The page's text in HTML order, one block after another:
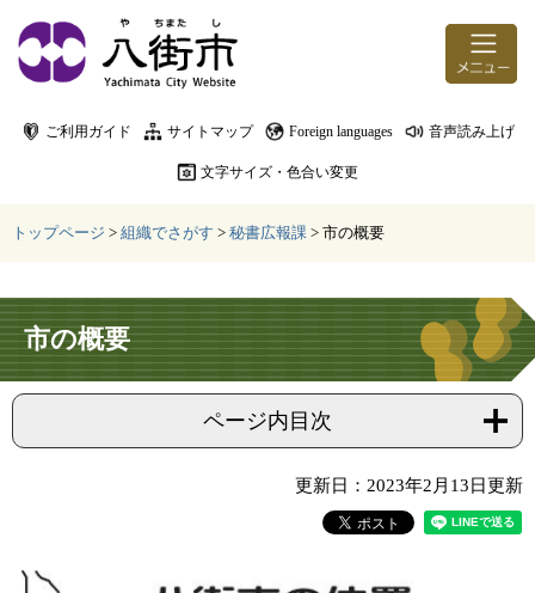
ご利用ガイド サイトマップ Foreign languages 音声読み上げ
文字サイズ・色合い変更
トップページ > 組織でさがす > 秘書広報課 > 市の概要
本文
市の概要
ページ内目次
更新日：2023年2月13日更新